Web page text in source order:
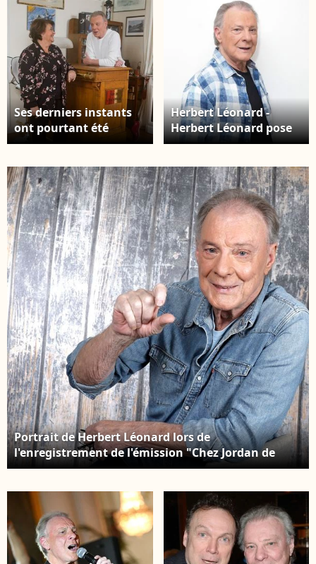
Ses derniers instants
ont pourtant été
marqués par une
douceur, passée à
plaisanter avec sa
femme et leur fille
Eléa. Herbert Leonard
et sa femme Cléo chez
eux à Barbizon le
2016/12/2016 Photo :
JLPPA / Bestimage
Herbert Léonard -
Herbert Léonard pose
en marge de sa venue
enregistrée le
17/03/2023, présentée
par M.Delormeau et
diffusée le 18/03/2023 -
Paris le 18/03/2023 - ©
Jack Tribeca /
Bestimage
Portrait de Herbert Léonard lors de
l'enregistrement de l'émission "Chez Jordan de
Luxe" à Paris. Le 8 octobre 2024 © Cédric Perrin /